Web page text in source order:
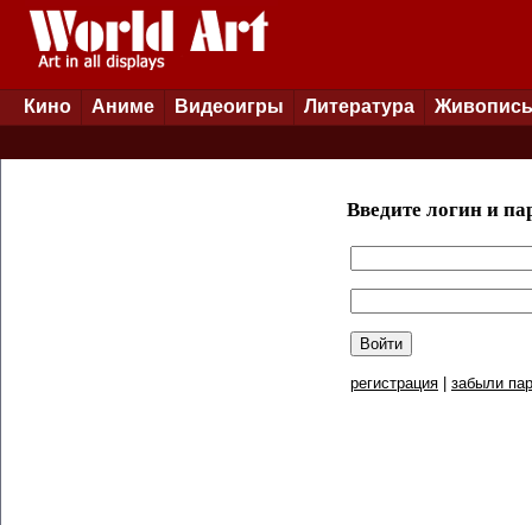
Кино Аниме Видеоигры Литература Живопись
Введите логин и
регистрация забыли